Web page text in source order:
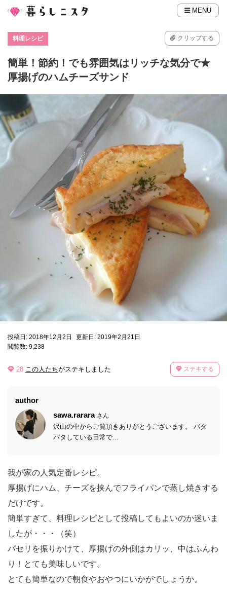
MENU
料理レシピ クリップする
簡単！節約！でも雰囲気はリッチな気分で★
厚揚げのハムチーズサンド
投稿日: 2018年12月2日
更新日: 2019年2月21日
閲覧数: 9,238
28 この人たちがステキしました ステキする
author
sawa.rarara さん
沢山の中からご覧頂きありがとうございます。 バタ
バタしている日常で...
我が家の人気定番レシピ。
厚揚げにハム、チーズを挟んでフライパンで蒸し焼きする
だけです。
簡単すぎて、料理レシピとして投稿してもよいのか迷いま
したが・・・（笑）
パセリを振りかけて、厚揚げの外側はカリッ、中はふんわ
り！とても美味しいです。
とても簡単なので朝食やおやつにいかがでしょうか。